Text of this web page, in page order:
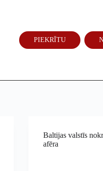
Baltijas valstīs
afēra
PIEKRĪTU